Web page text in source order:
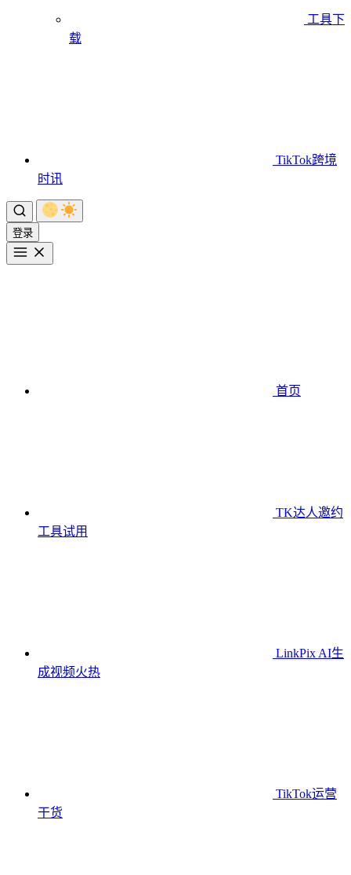
工具下
载
TikTok跨境
时讯
登录
首页
TK达人邀约
工具试用
LinkPix AI生
成视频火热
TikTok运营
干货